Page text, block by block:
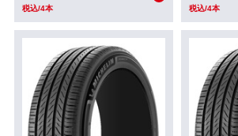
税込/4本 税込/4本